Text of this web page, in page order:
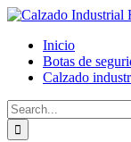
Skip
contentInicio
Botas de
Calzado
Search
for: